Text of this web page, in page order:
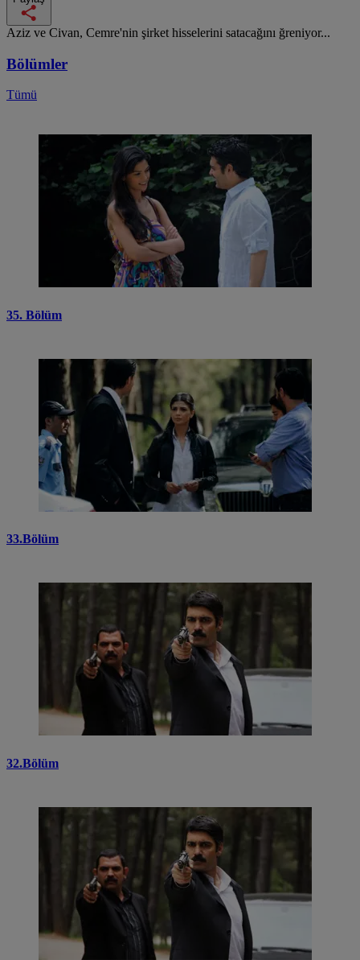
Aziz ve Civan, Cemre'nin şirket hisselerini satacağını ğreniyor...
Bölümler
Tümü
35. Bölüm
33.Bölüm
32.Bölüm